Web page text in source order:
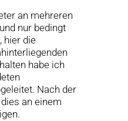
an mehreren
nur bedingt
hier die
habe ich
Nach der
an einem